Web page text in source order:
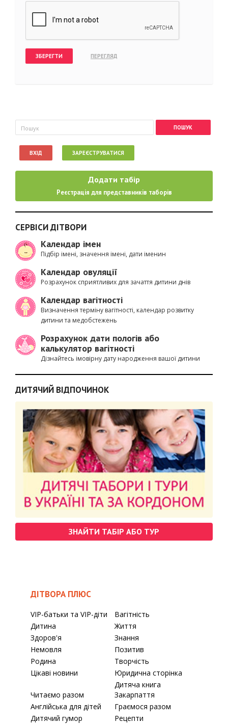
Пошукова форма
Пошук
ВХІД ЗАРЕЄСТРУВАТИСЯ
Додати табір
Реєстрація для представників таборів
СЕРВІСИ ДІТВОРИ
Календар імен
Підбір імені, значення імені, дати іменин
Календар овуляції
Розрахунок сприятливих для зачаття дитини днів
Календар вагітності
Визначення терміну вагітності, календар розвитку
дитини та медобстежень
Розрахунок дати пологів або
калькулятор вагітності
Дізнайтесь імовірну дату народження вашої дитини
ДИТЯЧИЙ ВІДПОЧИНОК
ЗНАЙТИ ТАБІР АБО ТУР
ДІТВОРА ПЛЮС
VIP-батьки та VIP-діти
Вагітність
Дитина
Життя
Здоров'я
Знання
Немовля
Позитив
Родина
Творчість
Цікаві новини
Юридична сторінка
Читаємо разом
Дитяча книга
Закарпаття
Англійська для дітей
Граємося разом
Дитячий гумор
Рецепти